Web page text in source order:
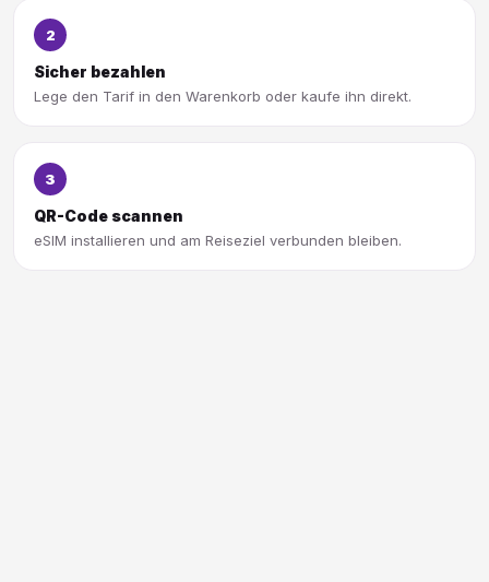
2
Sicher bezahlen
Lege den Tarif in den Warenkorb oder kaufe ihn direkt.
3
QR-Code scannen
eSIM installieren und am Reiseziel verbunden bleiben.